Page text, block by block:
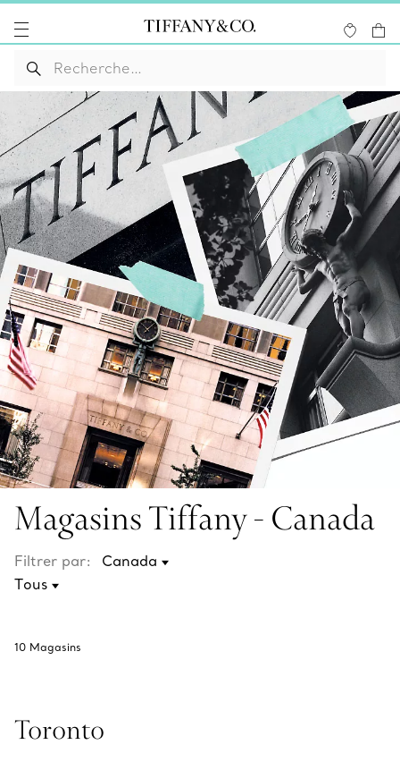
Magasins Tiffany - Canada
Filtrer par:
10 Magasins
Toronto